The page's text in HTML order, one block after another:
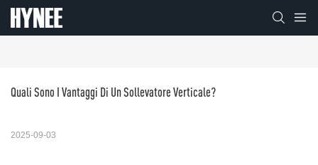
Quali Sono I Vantaggi Di Un Sollevatore Verticale?
2025-09-03